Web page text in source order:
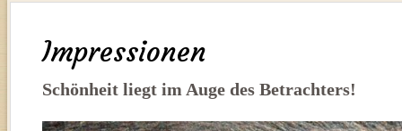
Impressionen
Schönheit liegt im Auge des Betrachters!